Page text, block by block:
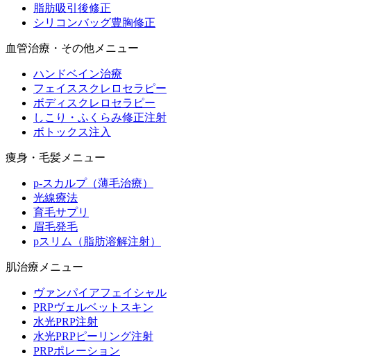
脂肪吸引後修正
シリコンバッグ豊胸修正
血管治療・その他メニュー
ハンドベイン治療
フェイススクレロセラピー
ボディスクレロセラピー
しこり・ふくらみ修正注射
ボトックス注入
痩身・毛髪メニュー
p-スカルプ（薄毛治療）
光線療法
育毛サプリ
眉毛発毛
pスリム（脂肪溶解注射）
肌治療メニュー
ヴァンパイアフェイシャル
PRPヴェルベットスキン
水光PRP注射
水光PRPピーリング注射
PRPポレーション